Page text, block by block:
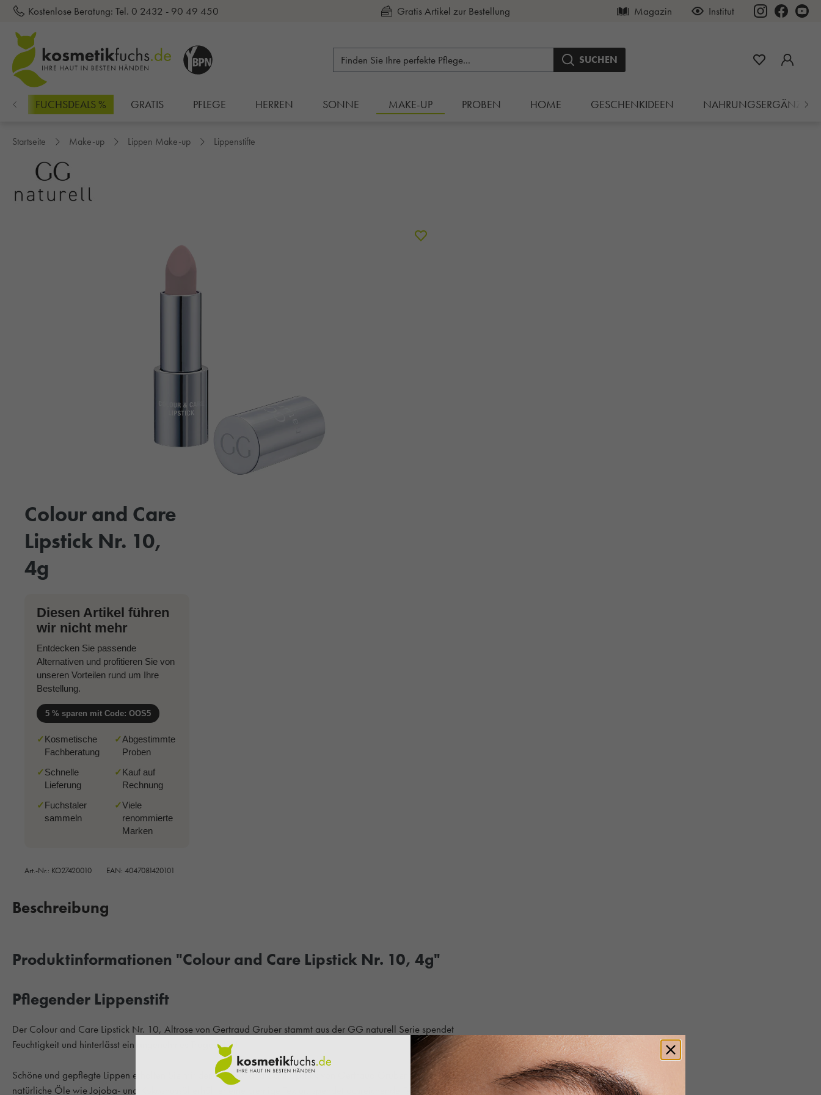
springen
Kostenlose Beratung: Tel. 0 2432 - 90 49 450 Gratis Artikel zur Bestellung
Kauf auf Rechnung Magazin Institut
SUCHEN
FUCHSDEALS % GRATIS PFLEGE HERREN SONNE MAKE-UP PROBEN HOME GESCHENKIDEEN
Startseite Make-up Lippen Make-up Lippenstifte
Colour and Care
Lipstick Nr. 10,
4g
Diesen Artikel führen
wir nicht mehr
Entdecken Sie passende
Alternativen und profitieren Sie von
unseren Vorteilen rund um Ihre
Bestellung.
5 % sparen mit Code: OOS5
✓Kosmetische
Fachberatung
✓Abgestimmte
Proben
✓Schnelle
Lieferung
✓Kauf auf
Rechnung
✓Fuchstaler
sammeln
✓Viele
renommierte
Marken
Art.-Nr.: KO27420010 EAN: 4047081420101
Beschreibung
Produktinformationen "Colour and Care Lipstick Nr. 10, 4g"
Pflegender Lippenstift
Der Colour and Care Lipstick Nr. 10, Altrose von Gertraud Gruber stammt aus der GG naturell Serie spendet
Feuchtigkeit und hinterlässt ein angenehmes Tragegefühl.
Schöne und gepflegte Lippen erhalten Sie mit dem Colour and Care Lipstick von Gertraud Gruber. Durch
natürliche Öle wie Jojoba- und Kokosnussöl erhält er eine cremige Textur, spendet ausreichende Feuchtigkeit